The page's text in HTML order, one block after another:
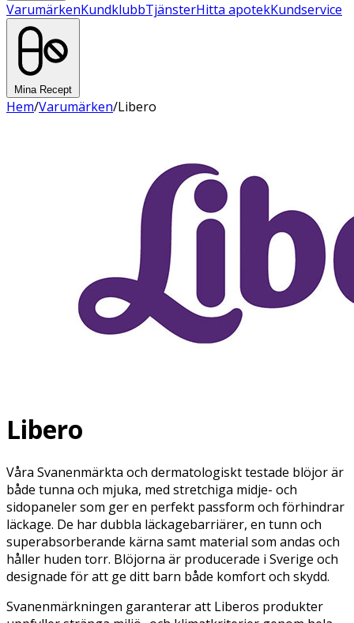
VarumärkenKundklubbTjänsterHitta apotekKundservice
Mina Recept
Hem/Varumärken/Libero
Libero
Våra Svanenmärkta och dermatologiskt testade blöjor är
både tunna och mjuka, med stretchiga midje- och
sidopaneler som ger en perfekt passform och förhindrar
läckage. De har dubbla läckagebarriärer, en tunn och
superabsorberande kärna samt material som andas och
håller huden torr. Blöjorna är producerade i Sverige och
designade för att ge ditt barn både komfort och skydd.
Svanenmärkningen garanterar att Liberos produkter